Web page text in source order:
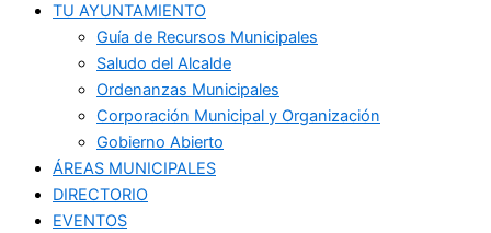
TU AYUNTAMIENTO
Guía de Recursos Municipales
Saludo del Alcalde
Ordenanzas Municipales
Corporación Municipal y Organización
Gobierno Abierto
ÁREAS MUNICIPALES
DIRECTORIO
EVENTOS